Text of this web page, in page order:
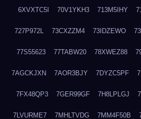
6XVXTC5I 70V1YKH3 713M5IHY
727P972L 73CXZZM4 73IDZEWO
77S55623 77TABW20 78XWEZ88
7AGCKJXN 7AOR3BJY 7DYZC5PF
7FX48QP3 7GER99GF 7H8LPLGJ
7LVURME7 7MHLTVDG 7MM4F50B